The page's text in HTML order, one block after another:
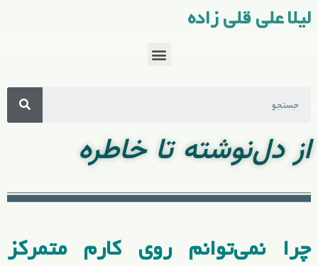
لیلا علی قلی زاده
از دل‌نوشته تا خاطره
چرا نمی‌توانم روی کارم متمرکز